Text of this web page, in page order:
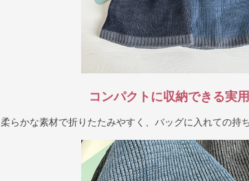
コンパクトに収納できる実
柔らかな素材で折りたたみやすく、バッグに入れての持